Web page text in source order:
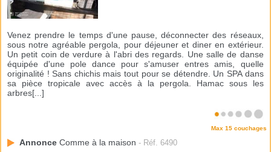
Venez prendre le temps d'une pause, déconnecter des réseaux,
sous notre agréable pergola, pour déjeuner et diner en extérieur.
Un petit coin de verdure à l'abri des regards. Une salle de danse
équipée d'une pole dance pour s'amuser entres amis, quelle
originalité ! Sans chichis mais tout pour se détendre. Un SPA dans
sa pièce tropicale avec accès à la pergola. Hamac sous les
arbres[...]
Max 15 couchages
Annonce Comme à la maison - Réf. 6490